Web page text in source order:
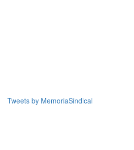
Tweets by MemoriaSindical